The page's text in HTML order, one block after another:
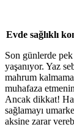
Evde sağlıklı
Son günlerde pek
yaşanıyor. Yaz
mahrum
muhafaza
Ancak dikkat!
sağlamayı
aksine zarar